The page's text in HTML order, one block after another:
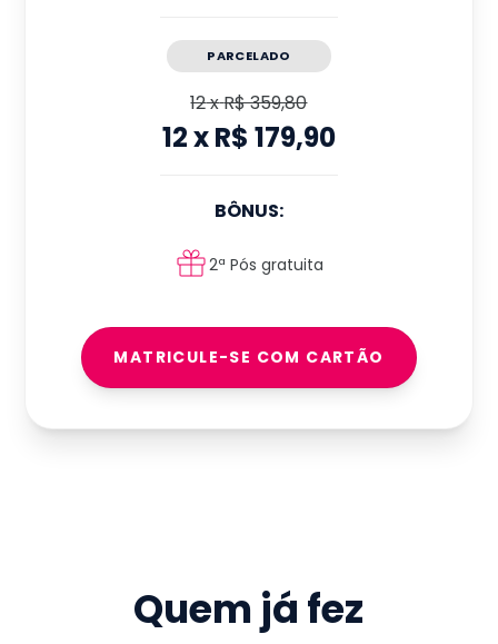
PARCELADO
12xR$ 359,80
12xR$ 179,90
BÔNUS:
2ª Pós gratuita
MATRICULE-SE COM CARTÃO
Quem já fez